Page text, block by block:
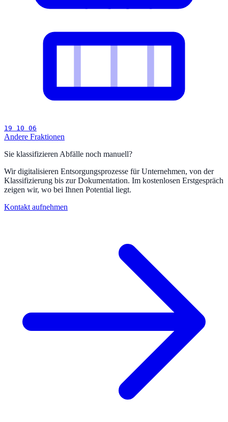
19 10 06
Andere Fraktionen
Sie klassifizieren Abfälle noch manuell?
Wir digitalisieren Entsorgungsprozesse für Unternehmen, von der
Klassifizierung bis zur Dokumentation. Im kostenlosen Erstgespräch
zeigen wir, wo bei Ihnen Potential liegt.
Kontakt aufnehmen